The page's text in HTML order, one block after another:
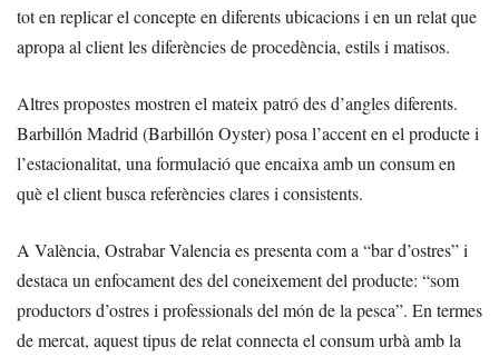
tot en replicar el concepte en diferents ubicacions i en un relat que
apropa al client les diferències de procedència, estils i matisos.
Altres propostes mostren el mateix patró des d’angles diferents.
Barbillón Madrid (Barbillón Oyster) posa l’accent en el producte i
l’estacionalitat, una formulació que encaixa amb un consum en
què el client busca referències clares i consistents.
A València, Ostrabar Valencia es presenta com a “bar d’ostres” i
destaca un enfocament des del coneixement del producte: “som
productors d’ostres i professionals del món de la pesca”. En termes
de mercat, aquest tipus de relat connecta el consum urbà amb la